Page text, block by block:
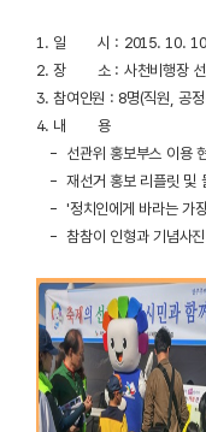
1. 일 시 : 2015. 10.
2. 장 소 : 사천비행장 선
3. 참여인원 : 8명(직원, 공
4. 내 용
- 선관위 홍보부스 이용
- 재선거 홍보 리플릿 및
- '정치인에게 바라는 가장
- 참참이 인형과 기념사진